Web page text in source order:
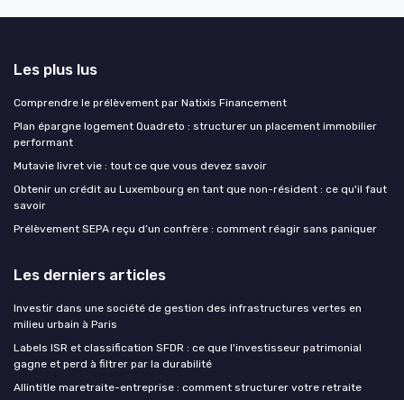
Les plus lus
Comprendre le prélèvement par Natixis Financement
Plan épargne logement Quadreto : structurer un placement immobilier
performant
Mutavie livret vie : tout ce que vous devez savoir
Obtenir un crédit au Luxembourg en tant que non-résident : ce qu'il faut
savoir
Prélèvement SEPA reçu d’un confrère : comment réagir sans paniquer
Les derniers articles
Investir dans une société de gestion des infrastructures vertes en
milieu urbain à Paris
Labels ISR et classification SFDR : ce que l'investisseur patrimonial
gagne et perd à filtrer par la durabilité
Allintitle maretraite-entreprise : comment structurer votre retraite